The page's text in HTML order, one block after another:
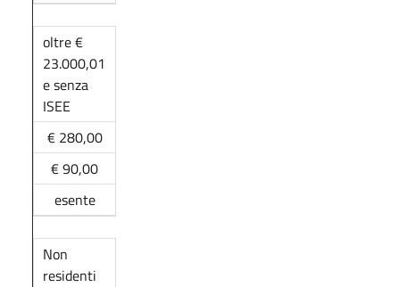
oltre €
23.000,01
e senza
ISEE
€ 280,00
€ 90,00
esente
Non
residenti